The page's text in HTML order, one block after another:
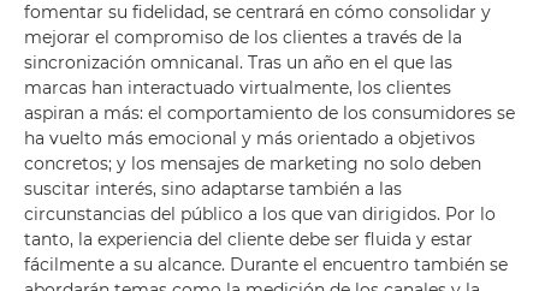
fomentar su fidelidad, se centrará en cómo consolidar y
mejorar el compromiso de los clientes a través de la
sincronización omnicanal. Tras un año en el que las
marcas han interactuado virtualmente, los clientes
aspiran a más: el comportamiento de los consumidores se
ha vuelto más emocional y más orientado a objetivos
concretos; y los mensajes de marketing no solo deben
suscitar interés, sino adaptarse también a las
circunstancias del público a los que van dirigidos. Por lo
tanto, la experiencia del cliente debe ser fluida y estar
fácilmente a su alcance. Durante el encuentro también se